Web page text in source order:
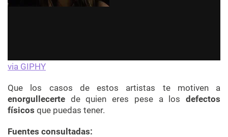
via GIPHY
Que los casos de estos artistas te motiven a
enorgullecerte de quien eres pese a los defectos
físicos que puedas tener.
Fuentes consultadas: